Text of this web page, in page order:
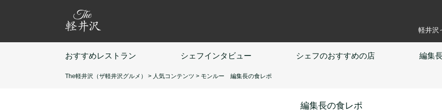
軽井沢
おすすめレストラン シェフインタビュー シェフのおすすめの店 編集
The軽井沢（ザ軽井沢グルメ） > 人気コンテンツ > モンルー 編集長の食レポ
編集長の食レポ